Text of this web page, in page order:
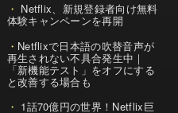
Netflix、新規登録者向け無料
体験キャンペーンを再開
Netflixで日本語の吹替音声が
再生されない不具合発生中｜
「新機能テスト」をオフにする
と改善する場合も
1話70億円の世界！Netflix巨